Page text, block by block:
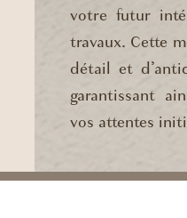
votre futur
travaux. Cette
détail et
garantissant
vos attentes